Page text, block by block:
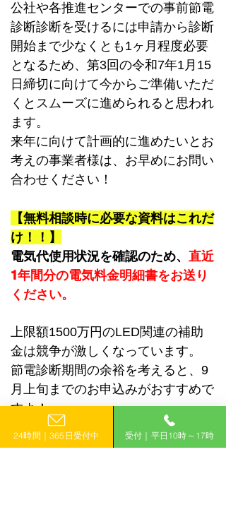
公社や各推進センターでの事前節電
診断診断を受けるには申請から診断
開始まで少なくとも1ヶ月程度必要
となるため、第3回の令和7年1月15
日締切に向けて今からご準備いただ
くとスムーズに進められると思われ
ます。
来年に向けて計画的に進めたいとお
考えの事業者様は、お早めにお問い
合わせください！
【無料相談時に必要な資料はこれだ
け！！】
電気代使用状況を確認のため、 直近
1年間分の電気料金明細書をお送り
ください。
上限額1500万円のLED関連の補助
金は競争が激しくなっています。
節電診断期間の余裕を考えると、9
月上旬までのお申込みがおすすめで
すよ！
このような情報をメールマガジンで
24時間｜365日受付中 受付｜平日10時～17時